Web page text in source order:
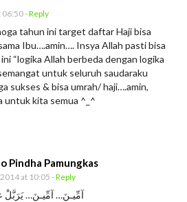
06:50- Reply
tahun ini target daftar Haji bisa
Ibu….amin…. Insya Allah pasti bisa
“logika Allah berbeda dengan logika
untuk seluruh saudaraku
sukses & bisa umrah/ haji….amin,
untuk kita semua ^_^
Pindha Pamungkas
at 10:05- Reply
آمِّيـنَ… آمِّيـنَ… يَرَبَّلْ